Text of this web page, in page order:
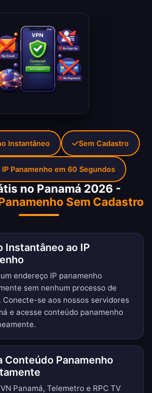
no Panamá 2026 -
Sem Cadastro
Instantâneo ao IP
endereço IP panamenho
sem nenhum processo de
Conecte-se aos nossos servidores
e acesse conteúdo panamenho
Conteúdo Panamenho
Panamá, Telemetro e RPC TV
Instantâneo Sem Cadastro
Panamenho em 60 Segundos